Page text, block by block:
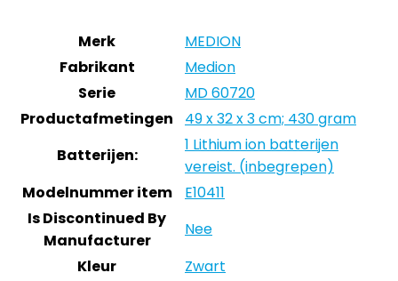
Merk
MEDION
Fabrikant
Medion
Serie
MD 60720
Productafmetingen
49 x 32 x 3 cm; 430 gram
Batterijen:
1 Lithium ion batterijen
vereist. (inbegrepen)
Modelnummer item
E10411
Is Discontinued By
Manufacturer
Nee
Kleur
Zwart